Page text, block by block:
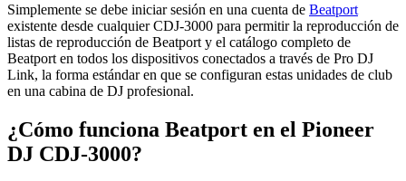
Simplemente se debe iniciar sesión en una cuenta de Beatport
existente desde cualquier CDJ-3000 para permitir la reproducción de
listas de reproducción de Beatport y el catálogo completo de
Beatport en todos los dispositivos conectados a través de Pro DJ
Link, la forma estándar en que se configuran estas unidades de club
en una cabina de DJ profesional.
¿Cómo funciona Beatport en el Pioneer
DJ CDJ-3000?